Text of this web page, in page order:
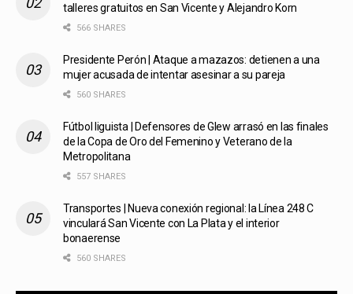
talleres gratuitos en San Vicente y Alejandro Korn
566 SHARES
Presidente Perón | Ataque a mazazos: detienen a una
mujer acusada de intentar asesinar a su pareja
560 SHARES
Fútbol liguista | Defensores de Glew arrasó en las finales
de la Copa de Oro del Femenino y Veterano de la
Metropolitana
557 SHARES
Transportes | Nueva conexión regional: la Línea 248 C
vinculará San Vicente con La Plata y el interior
bonaerense
560 SHARES